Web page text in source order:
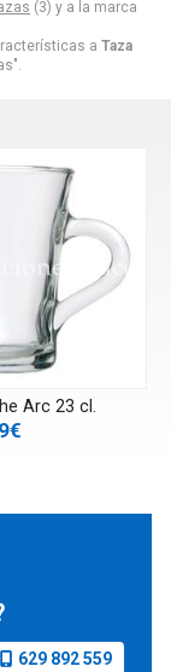
(3) y a la marca
a Taza
Arc 23 cl.
629 892 559